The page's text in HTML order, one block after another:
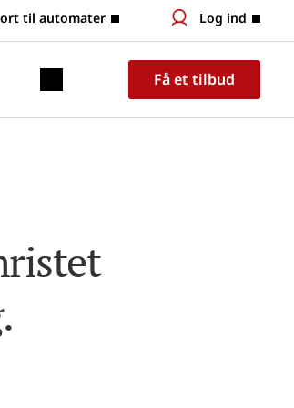
til automater Log ind
Få et tilbud